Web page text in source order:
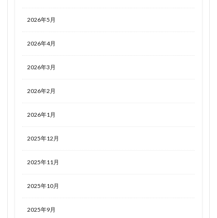
2026年5月
2026年4月
2026年3月
2026年2月
2026年1月
2025年12月
2025年11月
2025年10月
2025年9月